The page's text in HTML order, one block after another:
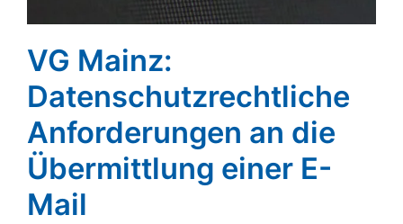
VG Mainz:
Datenschutzrechtliche
Anforderungen an die
Übermittlung einer E-
Mail